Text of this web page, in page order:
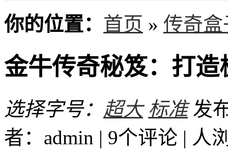
你的位置： 首页 » 传奇盒
金牛传奇秘笈：打
选择字号： 超大 标准 发
者：admin | 9个评论 | 人